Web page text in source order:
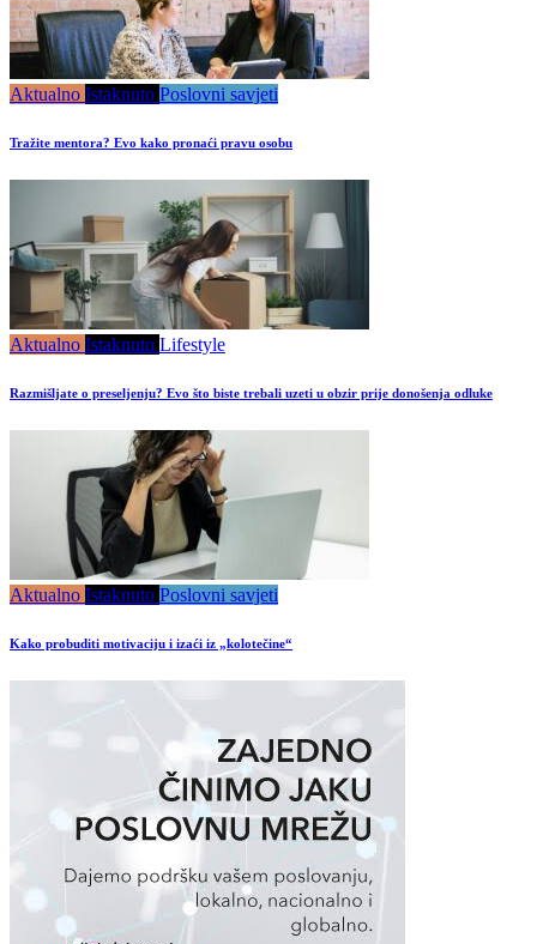
Aktualno Istaknuto Poslovni savjeti
Tražite mentora? Evo kako pronaći pravu osobu
Aktualno Istaknuto Lifestyle
Razmišljate o preseljenju? Evo što biste trebali uzeti u obzir prije donošenja odluke
Aktualno Istaknuto Poslovni savjeti
Kako probuditi motivaciju i izaći iz „kolotečine“